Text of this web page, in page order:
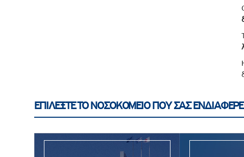
ΕΠΙΛΕΞΤΕ ΤΟ ΝΟΣΟΚΟΜΕΙΟ ΠΟΥ ΣΑΣ